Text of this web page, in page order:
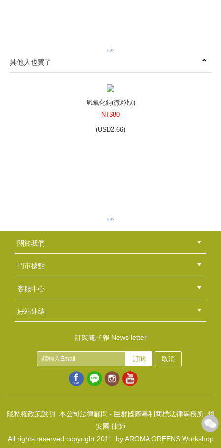
USD6.31)
芥花油
其他人也買了
氫氧化鈉(微粒狀)
NT$80
(USD2.66)
NT$190
(USD6.31)
關於我們
公司簡介
品牌故事
最新消息
隱私權聲明
版權聲明
門市據點
總部
北區
中區
南區
東區
海外
客服中心
會員等級
購物流程
訂單查詢
常見問題
海外訂購流程
連絡我們
下載專區
紅利點數
好站連結
訂閱電子報 News letter
訂閱 取消
隱私權政策說明 本公司法律顧問 - 巨群國際專利商標法律事務所 賴
安國 律師
All rights reserved copyright 2011. by AROMA GREENS Workshop